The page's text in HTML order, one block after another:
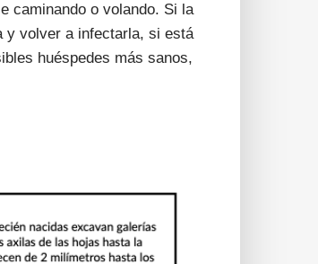
caminando o volando. Si la
y volver a infectarla, si está
huéspedes más sanos,